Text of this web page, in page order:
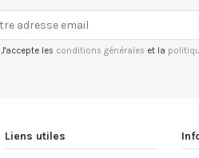
J'accepte les conditions générales et la
Liens utiles